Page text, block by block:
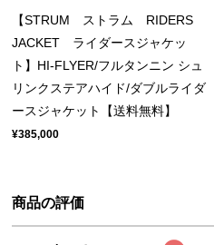
【STRUM ストラム RIDERS
JACKET ライダースジャケッ
ト】HI-FLYER/フルタンニン シュ
リンクステアハイド/ダブルライダ
ースジャケット【送料無料】
¥385,000
商品の評価